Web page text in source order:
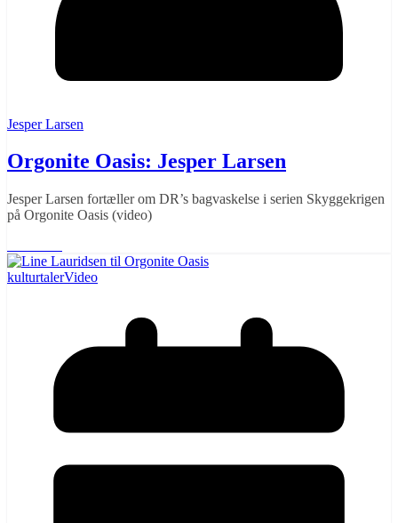
Jesper Larsen
Orgonite Oasis: Jesper Larsen
Jesper Larsen fortæller om DR’s bagvaskelse i serien Skyggekrigen
på Orgonite Oasis (video)
kulturtalerVideo